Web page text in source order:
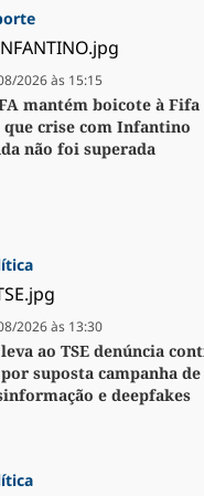
2026 às 15:15
mantém boicote à Fifa
que crise com Infantino
não foi superada
2026 às 13:30
ao TSE denúncia
suposta campanha de
e deepfakes